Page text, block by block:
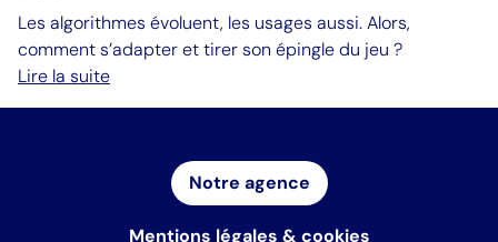
Les algorithmes évoluent, les usages aussi. Alors,
comment s’adapter et tirer son épingle du jeu ?
Lire la suite
Notre agence
Mentions légales & cookies